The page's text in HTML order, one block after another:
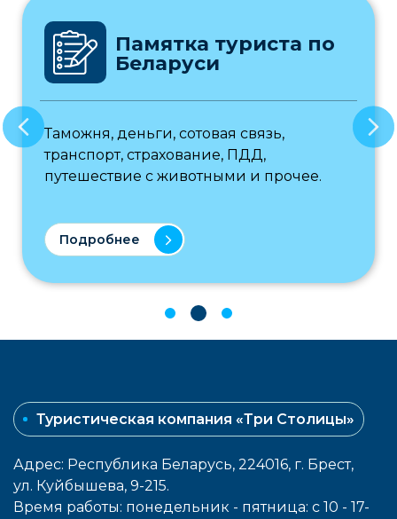
Памятка туриста по
Беларуси
Таможня, деньги, сотовая связь,
транспорт, страхование, ПДД,
путешествие с животными и прочее.
Подробнее
Туристическая компания «Три Столицы»
Адрес: Республика Беларусь, 224016, г. Брест,
ул. Куйбышева, 9-215.
Время работы: понедельник - пятница: с 10 - 17-